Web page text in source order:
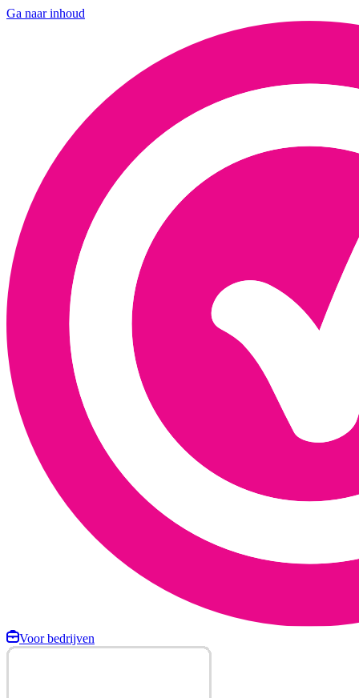
Ga naar inhoud
Voor bedrijven